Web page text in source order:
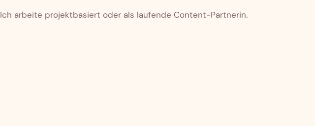
Ich arbeite projektbasiert oder als laufende Content-Partnerin.